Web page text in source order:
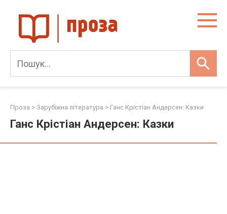
content
Проза > Зарубіжна література > Ганс Крістіан Андерсен: Казки
Ганс Крістіан Андерсен: Казки